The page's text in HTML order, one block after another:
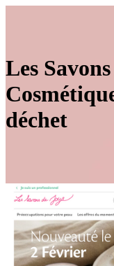
Les
déchet